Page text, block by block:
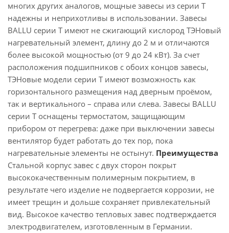
многих других аналогов, мощные завесы из серии T
надежны и неприхотливы в использовании. Завесы
BALLU серии T имеют не сжигающий кислород ТЭНовый
нагревательный элемент, длину до 2 м и отличаются
более высокой мощностью (от 9 до 24 кВт). За счет
расположения подшипников с обоих концов завесы,
ТЭНовые модели серии T имеют возможность как
горизонтального размещения над дверным проёмом,
так и вертикального – справа или слева. Завесы BALLU
серии T оснащены термостатом, защищающим
прибором от перегрева: даже при выключении завесы
вентилятор будет работать до тех пор, пока
нагревательные элементы не остынут. Преимущества
Стальной корпус завес с двух сторон покрыт
высококачественным полимерным покрытием, в
результате чего изделие не подвергается коррозии, не
имеет трещин и дольше сохраняет привлекательный
вид. Высокое качество тепловых завес подтверждается
электродвигателем, изготовленным в Германии.